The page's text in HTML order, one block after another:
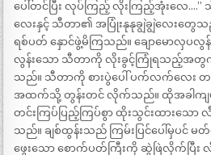
ပေါ်တင်ပြီး လုပ်ကြည့် လိုးကြည့်အုံးလေ
လေးနှင့် သီတာ၏ အပြုံးနုနုချွဲချွဲလေးတွေသ
ရစ်ပတ် နှောင်ဖွဲ့မိကြသည်။ ချောမောလှပလွန်
လွန်းသော သီတာကို လိုးခွင့်ကြုံရသည့်အတွက်
သည်။ သီတာကို စားပွဲပေါ် ပက်လက်လေး တ
အထက်သို့ တွန်းတင် လိုက်သည်။ ထိုအခါကျ
တင်းကြပ်ပြည့်ကြပ်စွာ ထိုးသွင်းထားသော
သည်။ ချစ်ထွန်းသည် ကြမ်းပြင်ပေါ်မှပင်
ဖွေးသော စောက်ပတ်ကြီးကို ဆွဲဖြဲလိုက်ပြီ